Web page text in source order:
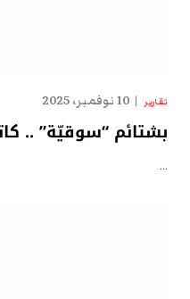
تقارير 10 نوفمبر، 2025
بشتائم “سوقيّة” ..
…